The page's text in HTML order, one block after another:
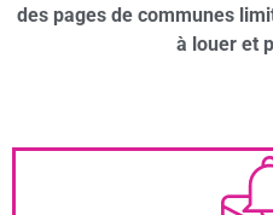
des pages de communes
à louer et